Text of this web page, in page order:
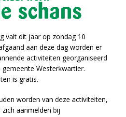
valt dit jaar op zondag 10
aan deze dag worden er
activiteiten georganiseerd
Westerkwartier.
is gratis.
worden van deze activiteiten,
aanmelden bij